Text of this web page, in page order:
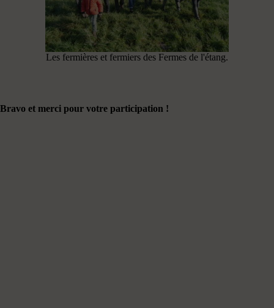
Les fermières et fermiers des Fermes de l'étang.
Bravo et merci pour votre participation !